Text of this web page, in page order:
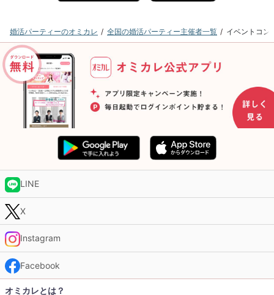
婚活パーティーのオミカレ 全国の婚活パーティー主催者一覧 イベントコン
LINE
X
Instagram
Facebook
オミカレとは？